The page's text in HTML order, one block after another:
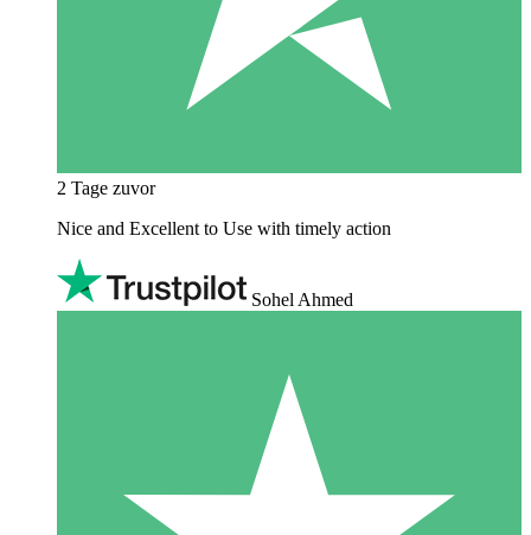
2 Tage zuvor
Nice and Excellent to Use with timely action
Sohel Ahmed